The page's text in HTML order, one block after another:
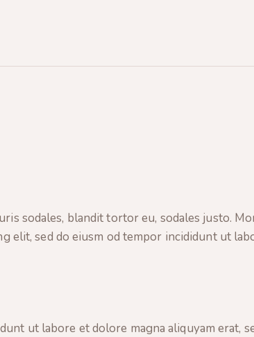
sodales, blandit tortor eu, sodales justo.
sed do eiusm od tempor incididunt ut
ut labore et dolore magna aliquyam erat,